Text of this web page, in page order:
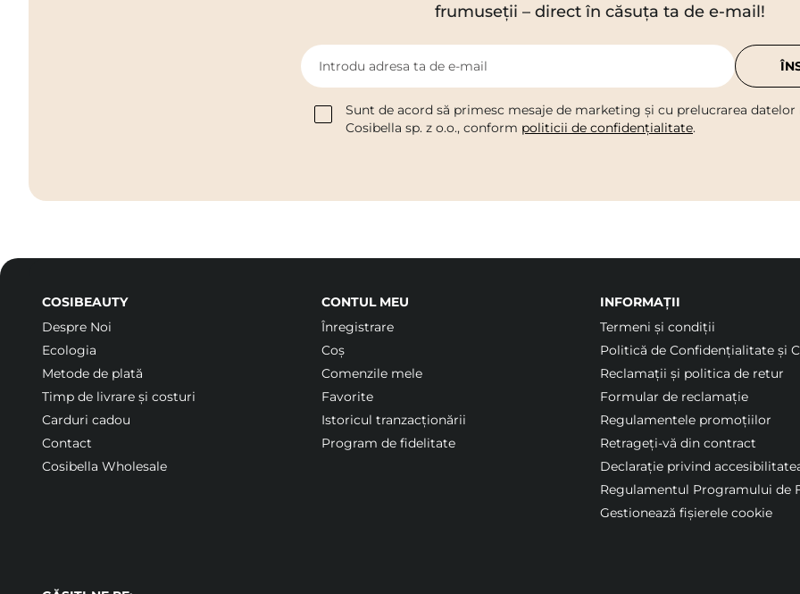
frumuseții – direct în căsuța ta de e-mail!
Introdu adresa ta de e-mail
Sunt de acord să primesc mesaje de marketing și cu prelucrarea
Cosibella sp. z o.o., conform politicii de confidențialitate.
COSIBEAUTY
Despre Noi
Ecologia
Metode de plată
Timp de livrare și costuri
Carduri cadou
Contact
Cosibella Wholesale
CONTUL MEU
Înregistrare
Coș
Comenzile mele
Favorite
Istoricul tranzacționării
Program de fidelitate
INFORMAȚII
Termeni şi condiții
Politică de Confidențialitate și
Reclamații și politica de retur
Formular de reclamație
Regulamentele promoțiilor
Retrageți-vă din contract
Declarație privind
Regulamentul Programului de
Gestionează fișierele cookie